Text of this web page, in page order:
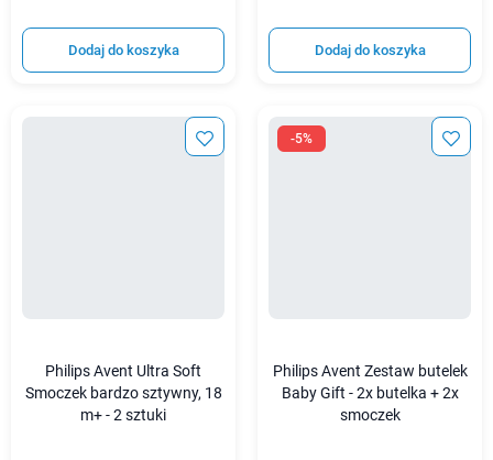
Dodaj do koszyka Dodaj do koszyka
Philips Avent Ultra Soft
Smoczek bardzo sztywny, 18
m+ - 2 sztuki
-5%
Philips Avent Zestaw butelek
Baby Gift - 2x butelka + 2x
smoczek